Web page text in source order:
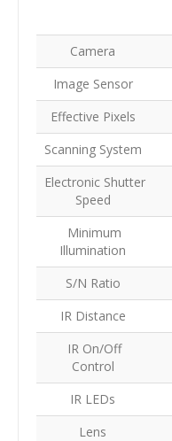
Camera
Image Sensor
Effective Pixels
Scanning System
Electronic Shutter
Speed
Minimum
Illumination
S/N Ratio
IR Distance
IR On/Off
Control
IR LEDs
Lens